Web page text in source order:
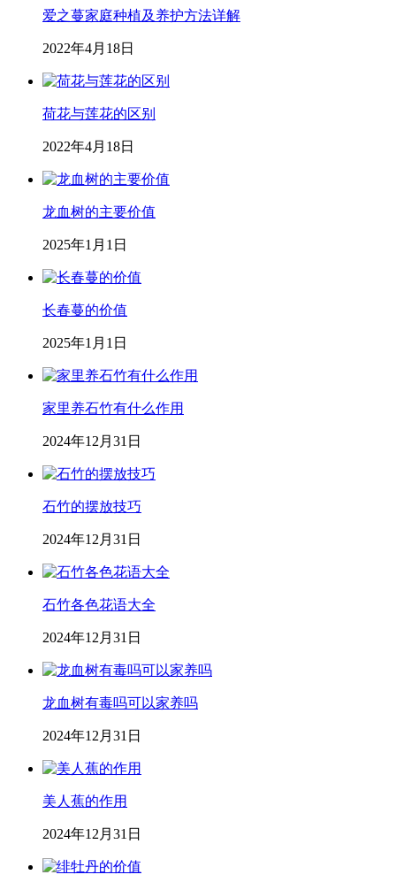
爱之蔓家庭种植及养护方法详解
2022年4月18日
荷花与莲花的区别
2022年4月18日
龙血树的主要价值
2025年1月1日
长春蔓的价值
2025年1月1日
家里养石竹有什么作用
2024年12月31日
石竹的摆放技巧
2024年12月31日
石竹各色花语大全
2024年12月31日
龙血树有毒吗可以家养吗
2024年12月31日
美人蕉的作用
2024年12月31日